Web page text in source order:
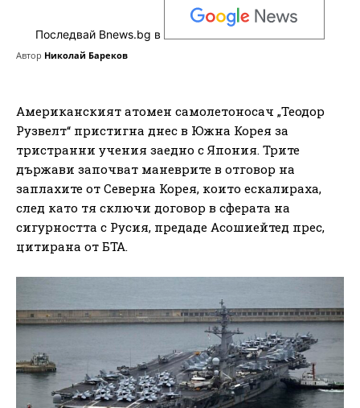
Последвай Bnews.bg в
Автор Николай Бареков
Американският атомен самолетоносач „Теодор
Рузвелт“ пристигна днес в Южна Корея за
тристранни учения заедно с Япония. Трите
държави започват маневрите в отговор на
заплахите от Северна Корея, които ескалираха,
след като тя сключи договор в сферата на
сигурността с Русия, предаде Асошиейтед прес,
цитирана от БТА.